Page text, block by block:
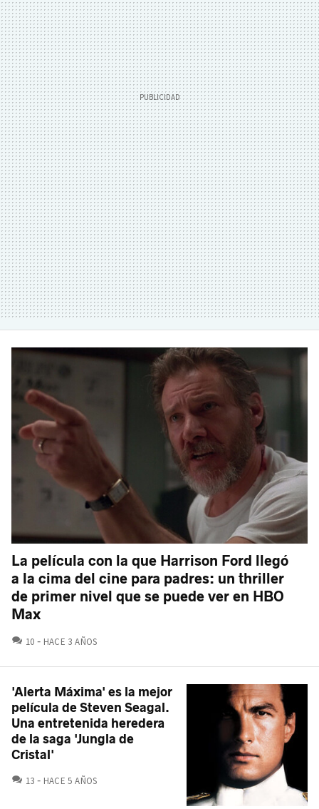
La película con la que Harrison Ford llegó
a la cima del cine para padres: un thriller
de primer nivel que se puede ver en HBO
Max
10 COMENTARIOS
HACE 3 AÑOS
'Alerta Máxima' es la mejor
película de Steven Seagal.
Una entretenida heredera
de la saga 'Jungla de
Cristal'
13 COMENTARIOS
HACE 5 AÑOS